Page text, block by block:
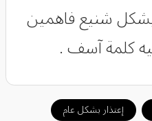
شنيع فاهمين
كلمة آسف .
إعتذار بشكل عام